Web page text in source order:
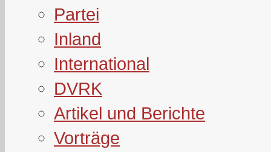
Partei
Inland
International
DVRK
Artikel und Berichte
Vorträge